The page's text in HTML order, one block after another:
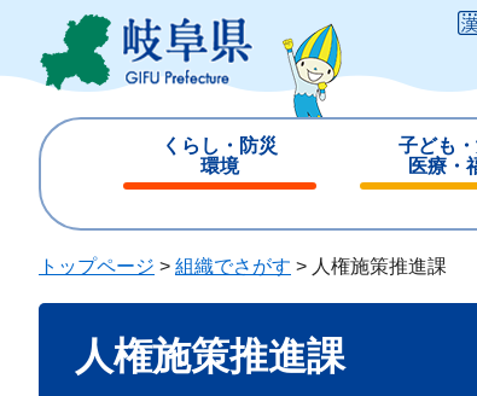
ジ
ュ
くらし・防災
環境
じ
子ども
医療・
じ
る
トップページ > 組織でさがす > 人権施策推進課
人権施策推進課